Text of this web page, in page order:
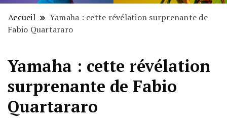
Accueil
Yamaha : cette révélation surprenante de
Fabio Quartararo
Yamaha : cette révélation
surprenante de Fabio
Quartararo